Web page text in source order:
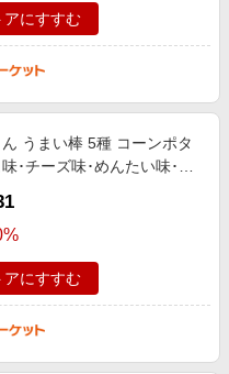
アにすすむ
うまい棒 5種 コーンポタ
･チーズ味･めんたい味･サ
で味の変更可能性あり）
アにすすむ